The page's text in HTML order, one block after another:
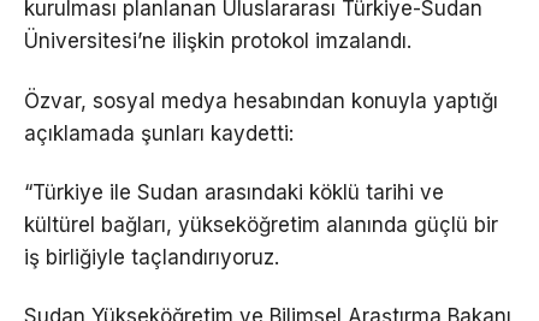
kurulması planlanan Uluslararası Türkiye-Sudan
Üniversitesi’ne ilişkin protokol imzalandı.
Özvar, sosyal medya hesabından konuyla yaptığı
açıklamada şunları kaydetti:
“Türkiye ile Sudan arasındaki köklü tarihi ve
kültürel bağları, yükseköğretim alanında güçlü bir
iş birliğiyle taçlandırıyoruz.
Sudan Yükseköğretim ve Bilimsel Araştırma Bakanı